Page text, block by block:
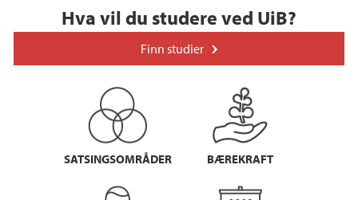
Hva vil du studere ved UiB?
Finn studier
SATSINGSOMRÅDER BÆREKRAFT